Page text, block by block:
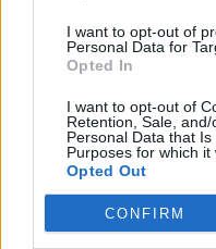
I want to opt-out of
Personal Data for
Opted In
I want to opt-out of
Retention, Sale,
Personal Data that
Purposes for which it
Opted Out
CONFIRM